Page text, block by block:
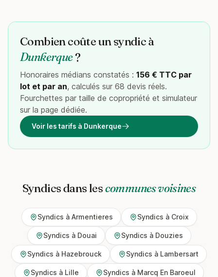
Combien coûte un syndic à
Dunkerque?
Honoraires médians constatés : 156 € TTC par
lot et par an, calculés sur 68 devis réels.
Fourchettes par taille de copropriété et simulateur
sur la page dédiée.
Voir les tarifs à Dunkerque
Syndics dans lescommunes voisines
Syndics à Armentieres Syndics à Croix
Syndics à Douai Syndics à Douzies
Syndics à Hazebrouck Syndics à Lambersart
Syndics à Lille Syndics à Marcq En Baroeul